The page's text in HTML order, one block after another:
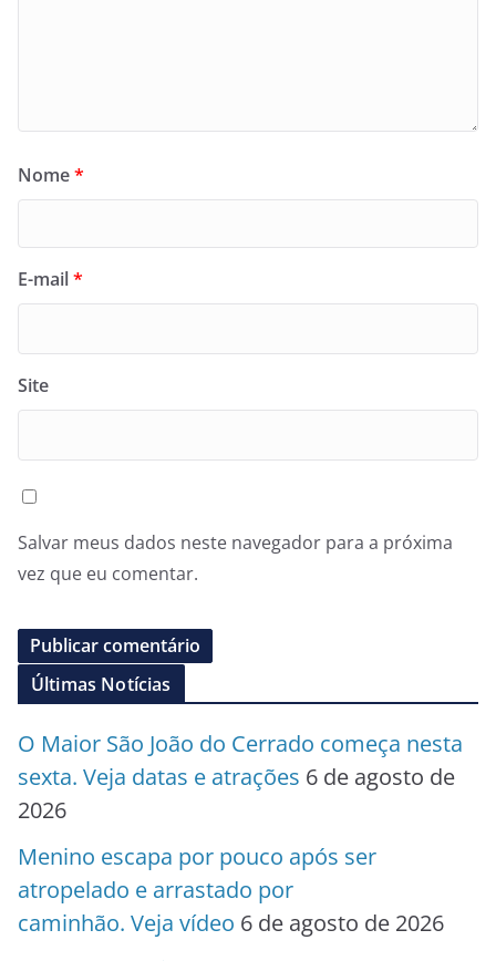
Nome*
E-mail*
Site
Salvar meus dados neste navegador para a próxima
vez que eu comentar.
Últimas Notícias
O Maior São João do Cerrado começa nesta
sexta. Veja datas e atrações 6 de agosto de
2026
Menino escapa por pouco após ser
atropelado e arrastado por
caminhão. Veja vídeo 6 de agosto de 2026